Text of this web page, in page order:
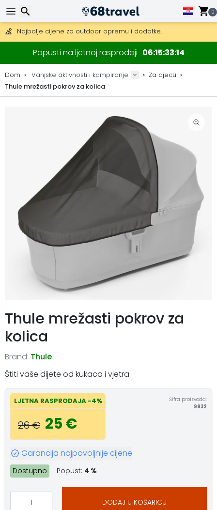
0
Mogućnost slanja DHL Expressom (dostava unutar 24 sata)
30 dana za povrat, 90 dana za drvene karte i dekoracije.
Najbolje cijene za outdoor opremu i dodatke.
Popusti na ljetnoj rasprodaji 06153314
Dom Vanjske aktivnosti i kampiranje
Za djecu
Thule mrežasti pokrov za kolica
Thule mrežasti pokrov za
kolica
Brand: Thule
Štiti vaše dijete od kukaca i vjetra.
LJETNA RASPRODAJA -4%
26 € 25 €
Šifra proizvoda:
9932
Garancija najpovoljnije cijene
Dostupno Popust: 4 %
DODAJ U KOŠARICU
Traži